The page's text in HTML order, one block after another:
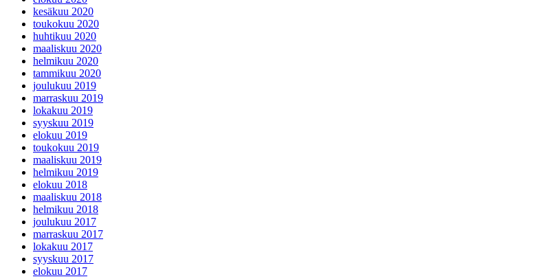
kesäkuu 2020
toukokuu 2020
huhtikuu 2020
maaliskuu 2020
helmikuu 2020
tammikuu 2020
joulukuu 2019
marraskuu 2019
lokakuu 2019
syyskuu 2019
elokuu 2019
toukokuu 2019
maaliskuu 2019
helmikuu 2019
elokuu 2018
maaliskuu 2018
helmikuu 2018
joulukuu 2017
marraskuu 2017
lokakuu 2017
syyskuu 2017
elokuu 2017